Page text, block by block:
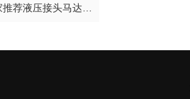
2026液压系统厂家推荐液压接头马达配件转向器厂家优选指南！